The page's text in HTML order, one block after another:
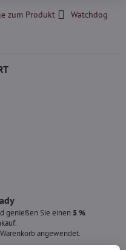
zum Produkt
Watchdog
genießen Sie einen 5 %
angewendet.